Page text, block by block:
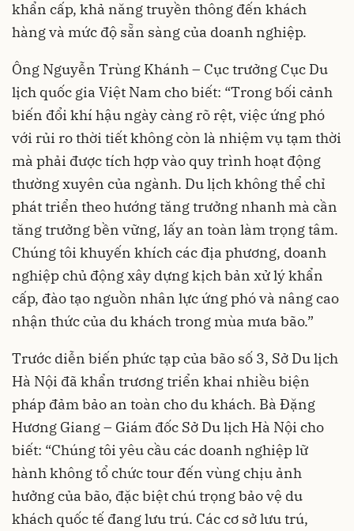
khẩn cấp, khả năng truyền thông đến khách
hàng và mức độ sẵn sàng của doanh nghiệp.
Ông Nguyễn Trùng Khánh – Cục trưởng Cục Du
lịch quốc gia Việt Nam cho biết: “Trong bối cảnh
biến đổi khí hậu ngày càng rõ rệt, việc ứng phó
với rủi ro thời tiết không còn là nhiệm vụ tạm thời
mà phải được tích hợp vào quy trình hoạt động
thường xuyên của ngành. Du lịch không thể chỉ
phát triển theo hướng tăng trưởng nhanh mà cần
tăng trưởng bền vững, lấy an toàn làm trọng tâm.
Chúng tôi khuyến khích các địa phương, doanh
nghiệp chủ động xây dựng kịch bản xử lý khẩn
cấp, đào tạo nguồn nhân lực ứng phó và nâng cao
nhận thức của du khách trong mùa mưa bão.”
Trước diễn biến phức tạp của bão số 3, Sở Du lịch
Hà Nội đã khẩn trương triển khai nhiều biện
pháp đảm bảo an toàn cho du khách. Bà Đặng
Hương Giang – Giám đốc Sở Du lịch Hà Nội cho
biết: “Chúng tôi yêu cầu các doanh nghiệp lữ
hành không tổ chức tour đến vùng chịu ảnh
hưởng của bão, đặc biệt chú trọng bảo vệ du
khách quốc tế đang lưu trú. Các cơ sở lưu trú,